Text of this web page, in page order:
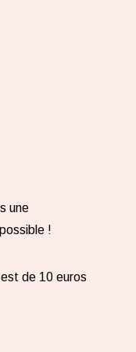
une
!
de 10 euros